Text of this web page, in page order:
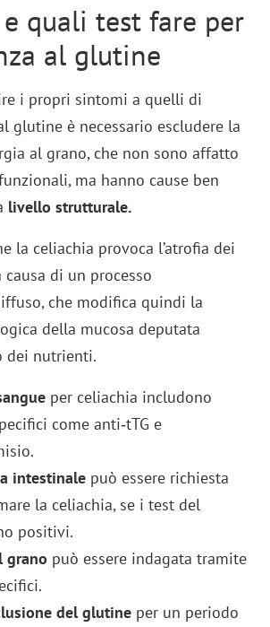
quali test fare per
al glutine
i propri sintomi a quelli di
glutine è necessario escludere la
al grano, che non sono affatto
ma hanno cause ben
livello strutturale.
la celiachia provoca l’atrofia dei
di un processo
che modifica quindi la
della mucosa deputata
dei nutrienti.
per celiachia includono
come anti‑tTG e
intestinale può essere richiesta
la celiachia, se i test del
positivi.
grano può essere indagata tramite
del glutine per un periodo